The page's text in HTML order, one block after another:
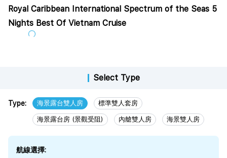
Royal Caribbean International Spectrum of the Seas 5
Nights Best Of Vietnam Cruise
Select Type
Type: 海景露台雙人房 標準雙人套房
海景露台房 (景觀受阻) 內艙雙人房 海景雙人房
航線選擇: